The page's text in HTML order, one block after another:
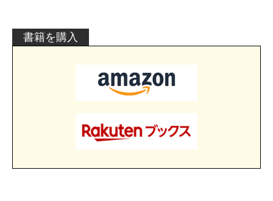
書籍を購入